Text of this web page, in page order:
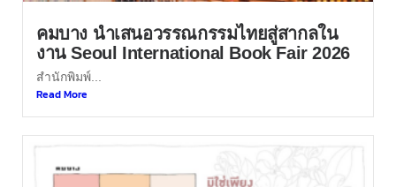
คมบาง นำเสนอวรรณกรรมไทยสู่สากลใน
งาน Seoul International Book Fair 2026
สำนักพิมพ์...
Read More